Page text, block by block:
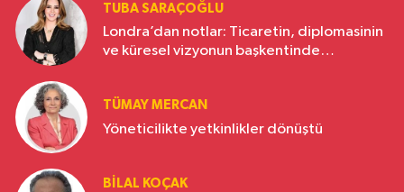
TUBA SARAÇOĞLU
Londra’dan notlar: Ticaretin, diplomasinin
ve küresel vizyonun başkentinde
TÜMAY MERCAN
Yöneticilikte yetkinlikler dönüştü
BILAL KOÇAK